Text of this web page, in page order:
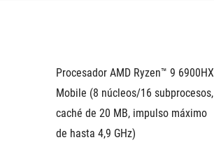
Procesador AMD Ryzen™ 9 6900HX
Mobile (8 núcleos/16 subprocesos,
caché de 20 MB, impulso máximo
de hasta 4,9 GHz)